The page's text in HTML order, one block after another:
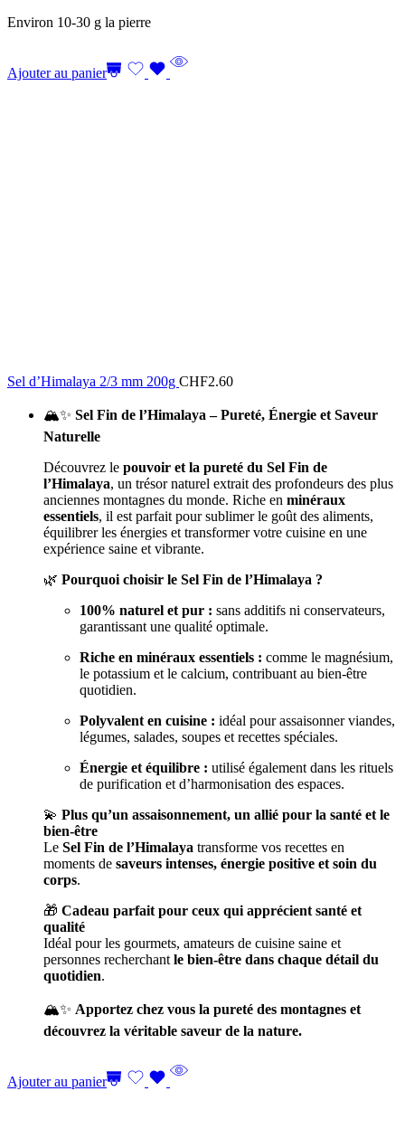
Environ 10-30 g la pierre
Ajouter au panier
Sel d’Himalaya 2/3 mm 200g CHF2.60
🏔️✨ Sel Fin de l’Himalaya – Pureté, Énergie et Saveur
Naturelle
Découvrez le pouvoir et la pureté du Sel Fin de
l’Himalaya, un trésor naturel extrait des profondeurs des plus
anciennes montagnes du monde. Riche en minéraux
essentiels, il est parfait pour sublimer le goût des aliments,
équilibrer les énergies et transformer votre cuisine en une
expérience saine et vibrante.
🌿 Pourquoi choisir le Sel Fin de l’Himalaya ?
100% naturel et pur : sans additifs ni conservateurs,
garantissant une qualité optimale.
Riche en minéraux essentiels : comme le magnésium,
le potassium et le calcium, contribuant au bien-être
quotidien.
Polyvalent en cuisine : idéal pour assaisonner viandes,
légumes, salades, soupes et recettes spéciales.
Énergie et équilibre : utilisé également dans les rituels
de purification et d’harmonisation des espaces.
💫 Plus qu’un assaisonnement, un allié pour la santé et le
bien-être
Le Sel Fin de l’Himalaya transforme vos recettes en
moments de saveurs intenses, énergie positive et soin du
corps.
🎁 Cadeau parfait pour ceux qui apprécient santé et
qualité
Idéal pour les gourmets, amateurs de cuisine saine et
personnes recherchant le bien-être dans chaque détail du
quotidien.
🏔️✨ Apportez chez vous la pureté des montagnes et
découvrez la véritable saveur de la nature.
Ajouter au panier